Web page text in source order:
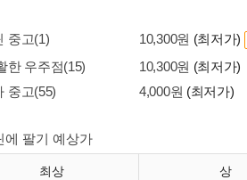
중고(1) 10,300원 (최저가)
한 우주점(15) 10,300원 (최저가)
중고(55)
4,000원 (최저가)
에 팔기 예상가
최상 상